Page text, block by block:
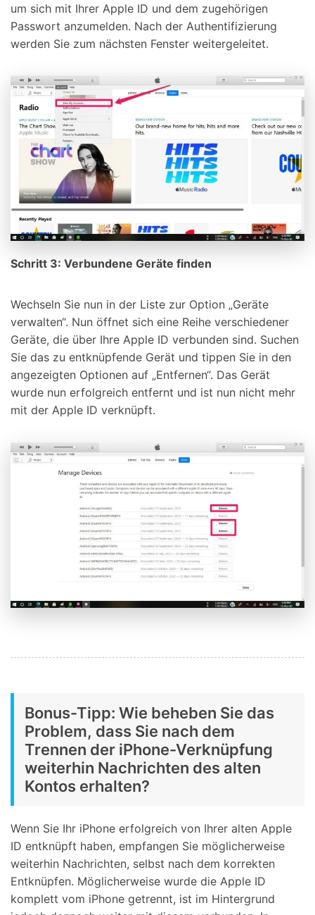
um sich mit Ihrer Apple ID und dem zugehörigen
Passwort anzumelden. Nach der Authentifizierung
werden Sie zum nächsten Fenster weitergeleitet.
Schritt 3: Verbundene Geräte finden
Wechseln Sie nun in der Liste zur Option „Geräte
verwalten“. Nun öffnet sich eine Reihe verschiedener
Geräte, die über Ihre Apple ID verbunden sind. Suchen
Sie das zu entknüpfende Gerät und tippen Sie in den
angezeigten Optionen auf „Entfernen“. Das Gerät
wurde nun erfolgreich entfernt und ist nun nicht mehr
mit der Apple ID verknüpft.
Bonus-Tipp: Wie beheben Sie das
Problem, dass Sie nach dem
Trennen der iPhone-Verknüpfung
weiterhin Nachrichten des alten
Kontos erhalten?
Wenn Sie Ihr iPhone erfolgreich von Ihrer alten Apple
ID entknüpft haben, empfangen Sie möglicherweise
weiterhin Nachrichten, selbst nach dem korrekten
Entknüpfen. Möglicherweise wurde die Apple ID
komplett vom iPhone getrennt, ist im Hintergrund